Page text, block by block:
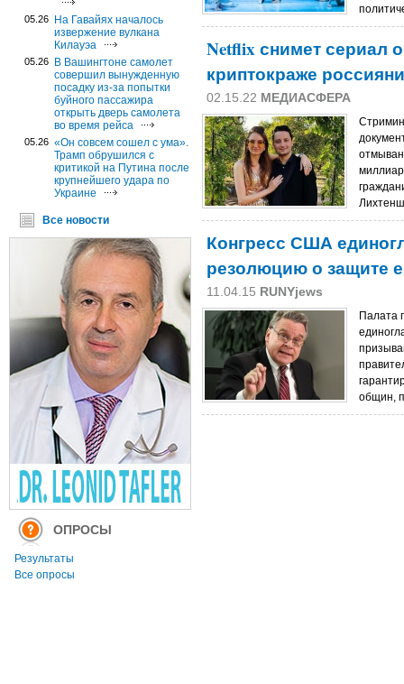
05.26
На Гавайях началось
извержение вулкана
Килауэа
05.26
В Вашингтоне самолет
совершил вынужденную
посадку из-за попытки
буйного пассажира
открыть дверь самолета
во время рейса
05.26 «Он совсем сошел с ума».
Трамп обрушился с
критикой на Путина после
крупнейшего удара по
Украине
Все новости
ОПРОСЫ
Результаты
Все опросы
Netflix снимет сериал
криптокраже
02.15.22 МЕДИАСФЕРА
Конгресс США
резолюцию о защите
11.04.15 RUNYjews
Палата
общин,